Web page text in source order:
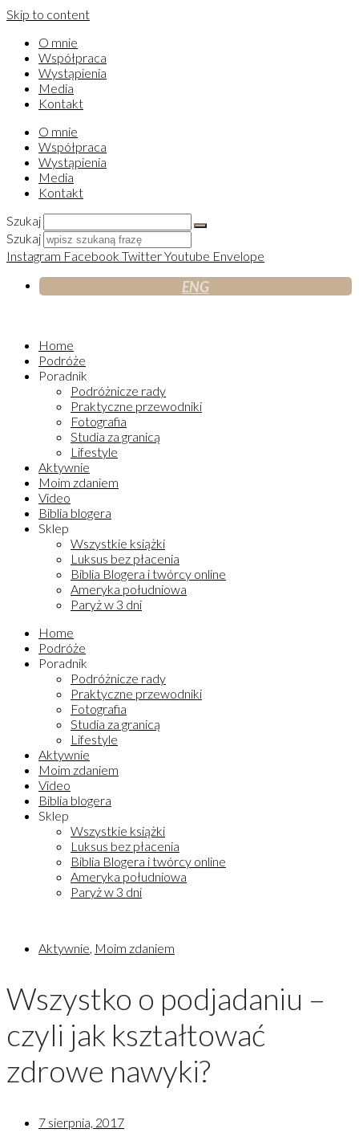
Skip to content
O mnie
Współpraca
Wystąpienia
Media
Kontakt
O mnie
Współpraca
Wystąpienia
Media
Kontakt
Szukaj
Szukaj
Instagram Facebook TwitterYoutube Envelope
ENG
Home
Podróże
Poradnik
Podróżnicze rady
Praktyczne przewodniki
Fotografia
Studia za granicą
Lifestyle
Aktywnie
Moim zdaniem
Video
Biblia blogera
Sklep
Wszystkie książki
Luksus bez płacenia
Biblia Blogera i twórcy online
Ameryka południowa
Paryż w 3 dni
Home
Podróże
Poradnik
Podróżnicze rady
Praktyczne przewodniki
Fotografia
Studia za granicą
Lifestyle
Aktywnie
Moim zdaniem
Video
Biblia blogera
Sklep
Wszystkie książki
Luksus bez płacenia
Biblia Blogera i twórcy online
Ameryka południowa
Paryż w 3 dni
Aktywnie Moim zdaniem
Wszystko o podjadaniu –
czyli jak kształtować
zdrowe nawyki?
7 sierpnia, 2017